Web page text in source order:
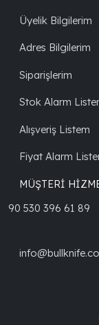
Üyelik Bilgilerim
Adres Bilgilerim
Siparişlerim
Stok Alarm
Alışveriş Listem
Fiyat Alarm
MÜŞTERİ
90 530 396 61 89